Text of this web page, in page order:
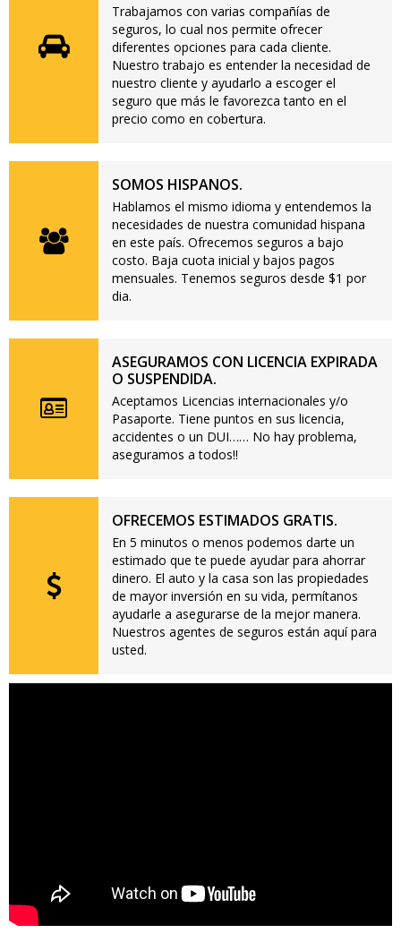
Trabajamos con varias compañías de
seguros, lo cual nos permite ofrecer
diferentes opciones para cada cliente.
Nuestro trabajo es entender la necesidad de
nuestro cliente y ayudarlo a escoger el
seguro que más le favorezca tanto en el
precio como en cobertura.
SOMOS HISPANOS.
Hablamos el mismo idioma y entendemos la
necesidades de nuestra comunidad hispana
en este país. Ofrecemos seguros a bajo
costo. Baja cuota inicial y bajos pagos
mensuales. Tenemos seguros desde $1 por
dia.
ASEGURAMOS CON LICENCIA EXPIRADA
O SUSPENDIDA.
Aceptamos Licencias internacionales y/o
Pasaporte. Tiene puntos en sus licencia,
accidentes o un DUI…… No hay problema,
aseguramos a todos!!
OFRECEMOS ESTIMADOS GRATIS.
En 5 minutos o menos podemos darte un
estimado que te puede ayudar para ahorrar
dinero. El auto y la casa son las propiedades
de mayor inversión en su vida, permítanos
ayudarle a asegurarse de la mejor manera.
Nuestros agentes de seguros están aquí para
usted.